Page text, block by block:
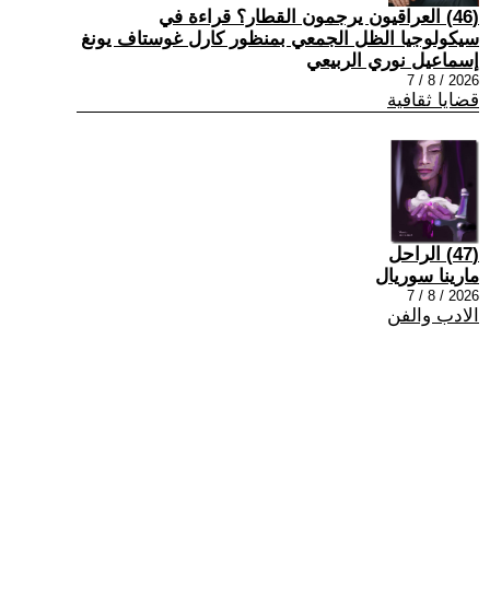
(46) العراقيون يرجمون القطار؟ قراءة في
سيكولوجيا الظل الجمعي بمنظور كارل غوستاف يونغ
إسماعيل نوري الربيعي
2026 / 8 / 7
قضايا ثقافية
(47) الراحل
مارينا سوريال
2026 / 8 / 7
الادب والفن